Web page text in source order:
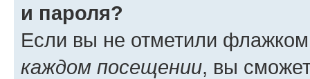
и пароля?
Если вы не отметили
каждом посещении, вы